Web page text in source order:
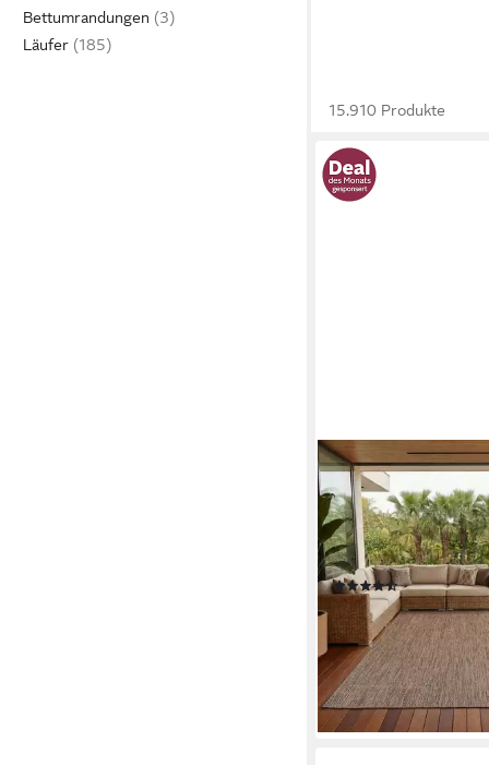
Bettumrandungen
Läufer
15.910 Produkte
CARPETTEX
Outdoorteppich
Läufer, Höhe: 5 mm,
Wetterfest Balkon
Flachgewebe
(81)
ab 23,73 € UVP67,90 €
nur diesen Monat
-65%
lieferbar - in 6-7
+1